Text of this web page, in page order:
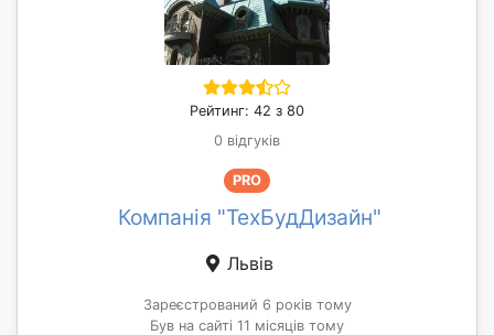
Рейтинг: 42 з 80
0 відгуків
PRO
Компанія "ТехБудДизайн"
Львів
Зареєстрований 6 років тому
Був на сайті 11 місяців тому